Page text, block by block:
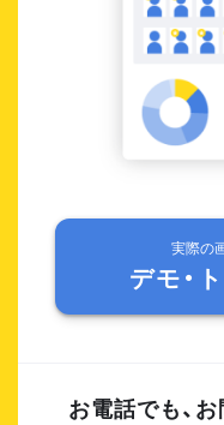
実際の
デモ・
お電話でも、